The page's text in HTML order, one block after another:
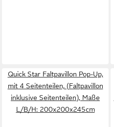
Quick Star Faltpavillon Pop-Up,
mit 4 Seitenteilen, (Faltpavillon
inklusive Seitenteilen), Maße
L/B/H: 200x200x245cm